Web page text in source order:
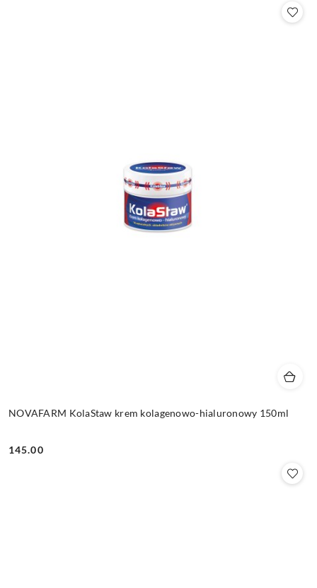
NOVAFARM KolaStaw krem kolagenowo-hialuronowy 150ml
Cena:
145.00